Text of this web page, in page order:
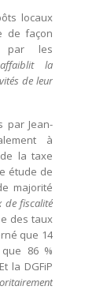
locaux
de façon
par les
la
de leur
par Jean-
à
la taxe
étude de
majorité
de fiscalité
des taux
que 14
86 %
la DGFiP